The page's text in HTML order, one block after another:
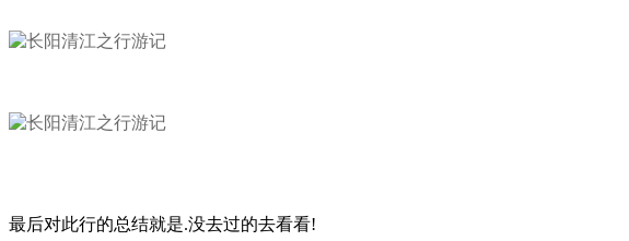
最后对此行的总结就是.没去过的去看看!